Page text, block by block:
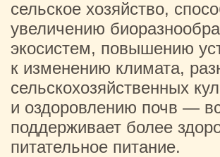
сельское хозяйство,
увеличению
экосистем, повышению
к изменению климата,
сельскохозяйственных
и оздоровлению почв —
поддерживает более
питательное питание.